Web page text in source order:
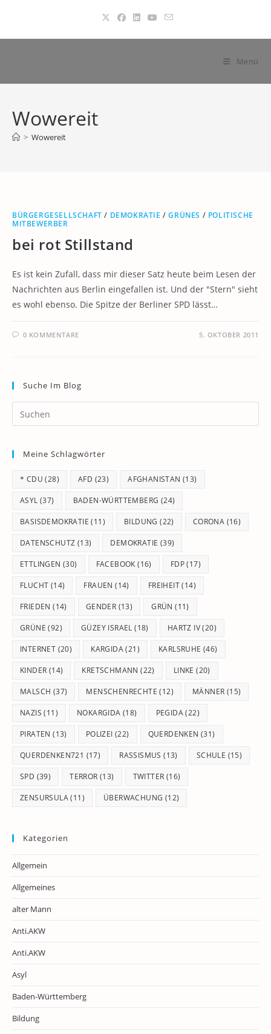
springen
Menü
Wowereit
> Wowereit
BÜRGERGESELLSCHAFT / DEMOKRATIE /GRÜNES / POLITISCHE
MITBEWERBER
bei rot Stillstand
Es ist kein Zufall, dass mir dieser Satz heute beim Lesen der
Nachrichten aus Berlin eingefallen ist. Und der "Stern" sieht
es wohl ebenso. Die Spitze der Berliner SPD lässt…
0 KOMMENTARE 5. OKTOBER 2011
Suche Im Blog
Meine Schlagwörter
* CDU (28) AFD (23) AFGHANISTAN (13)
ASYL (37) BADEN-WÜRTTEMBERG (24)
BASISDEMOKRATIE (11) BILDUNG (22) CORONA (16)
DATENSCHUTZ (13) DEMOKRATIE (39)
ETTLINGEN (30) FACEBOOK (16) FDP(17)
FLUCHT (14) FRAUEN (14) FREIHEIT(14)
FRIEDEN (14) GENDER (13) GRÜN (11)
GRÜNE (92) GÜZEY ISRAEL (18) HARTZ IV(20)
INTERNET (20) KARGIDA(21) KARLSRUHE (46)
KINDER (14) KRETSCHMANN (22) LINKE (20)
MALSCH (37) MENSCHENRECHTE (12) MÄNNER (15)
NAZIS (11) NOKARGIDA (18) PEGIDA(22)
PIRATEN (13) POLIZEI (22) QUERDENKEN (31)
QUERDENKEN721 (17) RASSISMUS (13) SCHULE (15)
SPD (39) TERROR (13) TWITTER (16)
ZENSURSULA(11) ÜBERWACHUNG (12)
Kategorien
Allgemein
Allgemeines
alter Mann
Anti.AKW
Anti.AKW
Asyl
Baden-Württemberg
Bildung